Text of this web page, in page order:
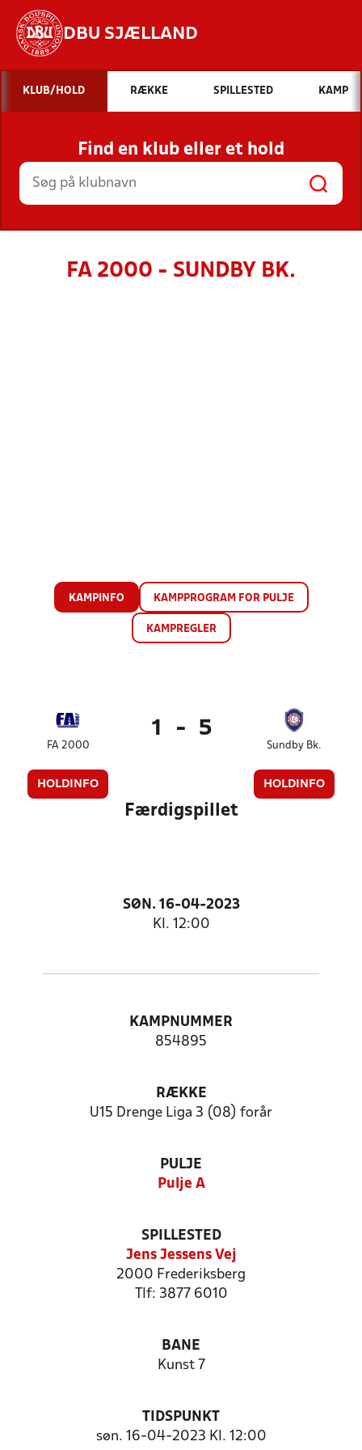
DBU SJÆLLAND
Hvad vil du søge efter?
INDHOLD OG NYHEDER
STILLINGER, RESULTATER, KLUBBER OG
HOLD
KLUB/HOLD RÆKKE SPILLESTED KAMP
Find en klub eller et hold
FA 2000 - SUNDBY BK.
KAMPINFO KAMPPROGRAM FOR PULJE
KAMPREGLER
FA 2000
HOLDINFO
1 - 5
Sundby Bk.
HOLDINFO
Færdigspillet
SØN. 16-04-2023
Kl. 12:00
KAMPNUMMER
854895
RÆKKE
U15 Drenge Liga 3 (08) forår
PULJE
Pulje A
SPILLESTED
Jens Jessens Vej
2000 Frederiksberg
Tlf: 3877 6010
BANE
Kunst 7
TIDSPUNKT
søn. 16-04-2023 Kl. 12:00